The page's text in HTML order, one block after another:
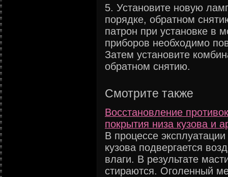
5. Установите новую
порядке, обратном
патрон при установке в
приборов необходимо
Затем установите
обратном снятию.
Смотрите также
Восстановление
покрытия низа кузова и
В процессе
кузова подвергается
влаги. В результате
стираются. Оголенный